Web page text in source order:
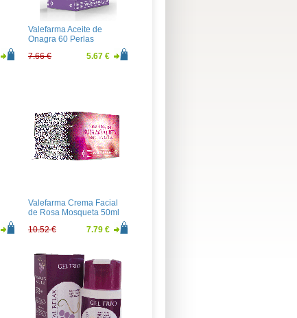
Valefarma Aceite de
Onagra 60 Perlas
7.66 €
5.67 €
Valefarma Crema Facial
de Rosa Mosqueta 50ml
10.52 €
7.79 €